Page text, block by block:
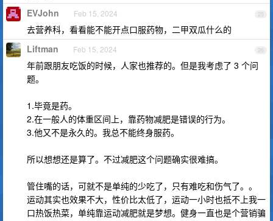
25
EVJohn Feb 15, 2024
去营养科，看看能不能开点口服药物，二甲双瓜什么的
26
Liftman Feb 15, 2024
年前跟朋友吃饭的时候，人家也推荐的。但是我考虑了 3 个问
题。
1.毕竟是药。
2.在一般人的体重区间上，靠药物减肥是错误的行为。
3.他又不是永久的。我总不能终身服药。
所以想想还是算了。不过减肥这个问题确实很难搞。
管住嘴的话，可就不是单纯的少吃了，只有难吃和伤气了。。
运动其实也效果不大，性价比太低了，运动一小时也抵不上我一
口热饭热菜，单纯靠运动减肥就是梦想。健身一直也是个营销骗